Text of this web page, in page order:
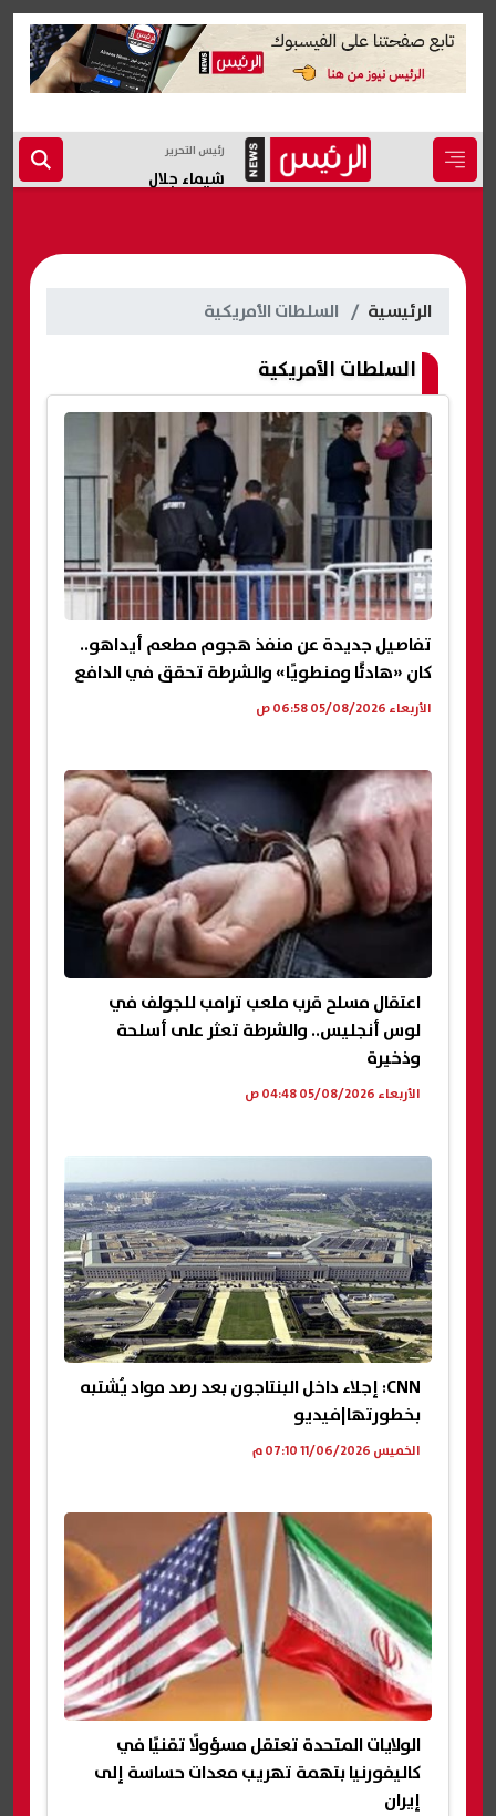
رئيس التحرير
شيماء جلال
الرئيسية السلطات الأمريكية
السلطات الأمريكية
تفاصيل جديدة عن منفذ هجوم مطعم أيداهو..
كان «هادئًا ومنطويًا» والشرطة تحقق في الدافع
الأربعاء 05/08/2026 06:58 ص
اعتقال مسلح قرب ملعب ترامب للجولف في
لوس أنجليس.. والشرطة تعثر على أسلحة
وذخيرة
الأربعاء 05/08/2026 04:48 ص
CNN: إجلاء داخل البنتاجون بعد رصد مواد يُشتبه
بخطورتها|فيديو
الخميس 11/06/2026 07:10 م
الولايات المتحدة تعتقل مسؤولًا تقنيًا في
كاليفورنيا بتهمة تهريب معدات حساسة إلى
إيران